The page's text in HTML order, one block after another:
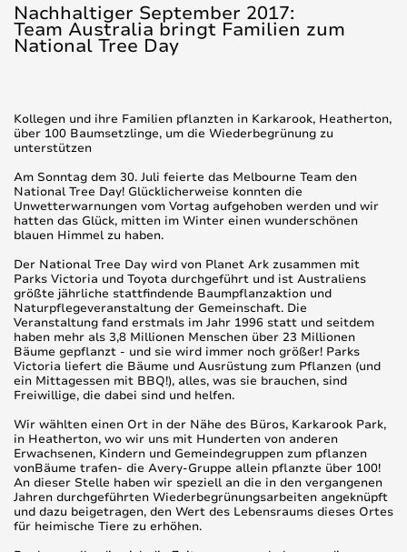
Nachhaltiger September 2017:
Team Australia bringt Familien zum
National Tree Day
Kollegen und ihre Familien pflanzten in Karkarook, Heatherton,
über 100 Baumsetzlinge, um die Wiederbegrünung zu
unterstützen
Am Sonntag dem 30. Juli feierte das Melbourne Team den
National Tree Day! Glücklicherweise konnten die
Unwetterwarnungen vom Vortag aufgehoben werden und wir
hatten das Glück, mitten im Winter einen wunderschönen
blauen Himmel zu haben.
Der National Tree Day wird von Planet Ark zusammen mit
Parks Victoria und Toyota durchgeführt und ist Australiens
größte jährliche stattfindende Baumpflanzaktion und
Naturpflegeveranstaltung der Gemeinschaft. Die
Veranstaltung fand erstmals im Jahr 1996 statt und seitdem
haben mehr als 3,8 Millionen Menschen über 23 Millionen
Bäume gepflanzt - und sie wird immer noch größer! Parks
Victoria liefert die Bäume und Ausrüstung zum Pflanzen (und
ein Mittagessen mit BBQ!), alles, was sie brauchen, sind
Freiwillige, die dabei sind und helfen.
Wir wählten einen Ort in der Nähe des Büros, Karkarook Park,
in Heatherton, wo wir uns mit Hunderten von anderen
Erwachsenen, Kindern und Gemeindegruppen zum pflanzen
vonBäume trafen- die Avery-Gruppe allein pflanzte über 100!
An dieser Stelle haben wir speziell an die in den vergangenen
Jahren durchgeführten Wiederbegrünungsarbeiten angeknüpft
und dazu beigetragen, den Wert des Lebensraums dieses Ortes
für heimische Tiere zu erhöhen.